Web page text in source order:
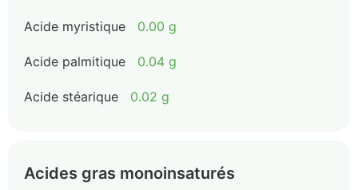
Acide myristique 0.00 g
Acide palmitique 0.04 g
Acide stéarique 0.02 g
Acides gras monoinsaturés